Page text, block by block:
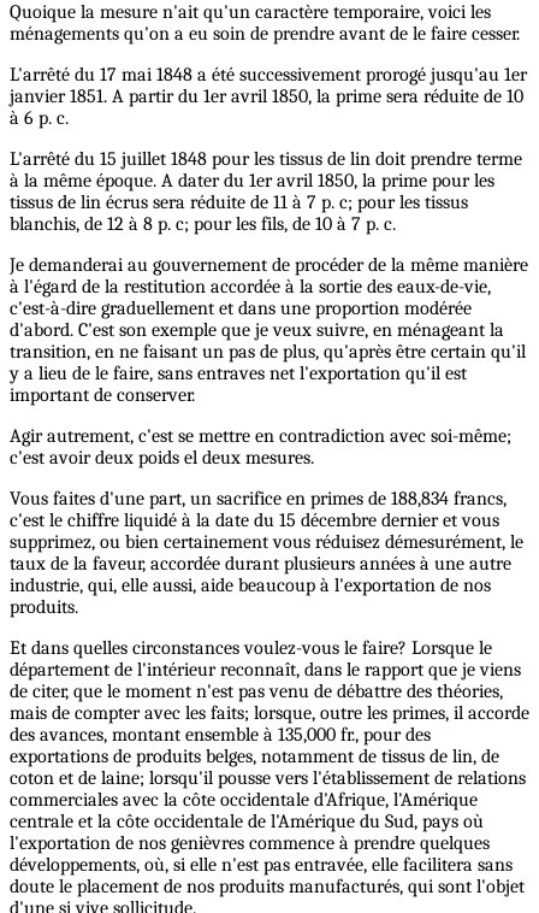
Quoique la mesure n'ait qu'un caractère temporaire, voici les
ménagements qu'on a eu soin de prendre avant de le faire cesser.
L'arrêté du 17 mai 1848 a été successivement prorogé jusqu'au 1er
janvier 1851. A partir du 1er avril 1850, la prime sera réduite de 10
à 6 p. c.
L'arrêté du 15 juillet 1848 pour les tissus de lin doit prendre terme
à la même époque. A dater du 1er avril 1850, la prime pour les
tissus de lin écrus sera réduite de 11 à 7 p. c; pour les tissus
blanchis, de 12 à 8 p. c; pour les fils, de 10 à 7 p. c.
Je demanderai au gouvernement de procéder de la même manière
à l'égard de la restitution accordée à la sortie des eaux-de-vie,
c'est-à-dire graduellement et dans une proportion modérée
d'abord. C'est son exemple que je veux suivre, en ménageant la
transition, en ne faisant un pas de plus, qu'après être certain qu'il
y a lieu de le faire, sans entraves net l'exportation qu'il est
important de conserver.
Agir autrement, c'est se mettre en contradiction avec soi-même;
c'est avoir deux poids el deux mesures.
Vous faites d'une part, un sacrifice en primes de 188,834 francs,
c'est le chiffre liquidé à la date du 15 décembre dernier et vous
supprimez, ou bien certainement vous réduisez démesurément, le
taux de la faveur, accordée durant plusieurs années à une autre
industrie, qui, elle aussi, aide beaucoup à l'exportation de nos
produits.
Et dans quelles circonstances voulez-vous le faire? Lorsque le
département de l'intérieur reconnaît, dans le rapport que je viens
de citer, que le moment n'est pas venu de débattre des théories,
mais de compter avec les faits; lorsque, outre les primes, il accorde
des avances, montant ensemble à 135,000 fr., pour des
exportations de produits belges, notamment de tissus de lin, de
coton et de laine; lorsqu'il pousse vers l'établissement de relations
commerciales avec la côte occidentale d'Afrique, l'Amérique
centrale et la côte occidentale de l'Amérique du Sud, pays où
l'exportation de nos genièvres commence à prendre quelques
développements, où, si elle n'est pas entravée, elle facilitera sans
doute le placement de nos produits manufacturés, qui sont l'objet